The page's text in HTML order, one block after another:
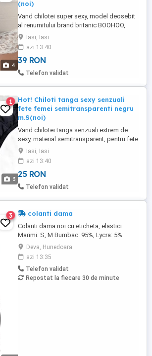
4
(noi)
Vand chilotei super sexy, model deosebit
al renumitului brand britanic BOOHOO,
culoare alb, din dantela, parte
semitransparenta + parte transparenta,
pentru fete femei, marime S, absolut noi,
cu eticheta. Banda elastica in talie
accesorizati cu o fundita mica.
Elastane. ...
Iasi, Iasi
azi 13:40
39 RON
Telefon validat
3
1
Hot! Chiloti tanga sexy senzuali
fete femei semitransparenti negru
m.S(noi)
Vand chilotei tanga senzuali extrem de
sexy, material semitransparent, pentru fete
femei, de culoare negru, marime S,
absolut noi, cu ticheta. Elastici, se
muleaza perfect, foarte comozi si placuti
la atingere. foarte buna calitate.
Compozitie: 88% Polyamide si 12%
Iasi, Iasi
azi 13:40
25 RON
Telefon validat
3 colanti dama
Colanti dama noi cu eticheta, elastici
Marimi: S, M Bumbac: 95%, Lycra: 5%
Deva, Hunedoara
azi 13:35
Telefon validat
Repostat la fiecare 30 de minute